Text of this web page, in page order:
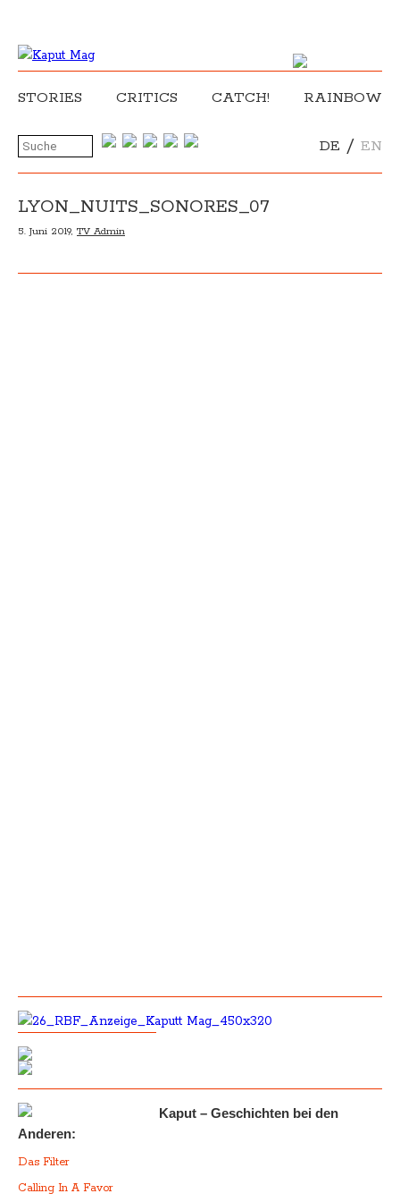
STORIES CRITICS CATCH! RAINBOW
DE / EN
LYON_NUITS_SONORES_07
5. Juni 2019, TV Admin
Kaput – Geschichten bei den
Anderen:
Das Filter
Calling In A Favor